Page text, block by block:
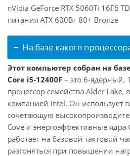
nVidia GeForce RTX 5060Ti 16Гб
питания ATX 600Вт 80+ Bronze
На базе какого
Этот компьютер собран на
Core i5-12400F – это 6-ядерный,
процессор семейства Alder
компанией Intel. Он использует
сочетающую
Cove и энергоэффективные ядра
работает на базовой тактовой
разгоняться при повышении